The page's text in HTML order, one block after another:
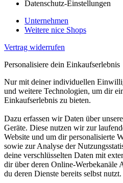
Datenschutz-Einstellungen
Unternehmen
Weitere nice Shops
Vertrag widerrufen
Personalisiere dein Einkaufserlebnis
Nur mit deiner individuellen
und weitere Technologien, um dir
Einkaufserlebnis zu bieten.
Dazu erfassen wir Daten über
Geräte. Diese nutzen wir zur
Website und um dir personalisierte
sowie zur Analyse der
deine verschlüsselten Daten mit
dir über deren Online-Werbekanäle
du deren Dienste bereits selbst nutzt.